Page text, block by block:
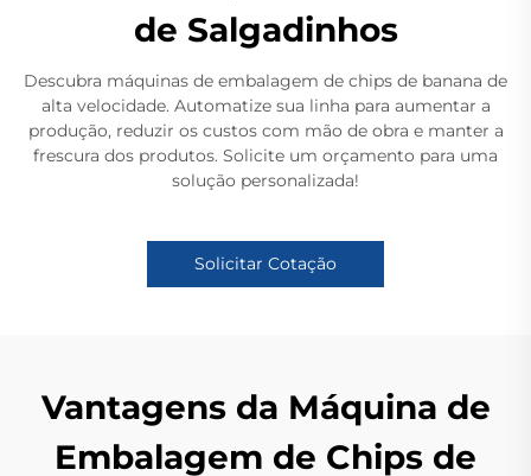
de Salgadinhos
Descubra máquinas de embalagem de chips de banana de
alta velocidade. Automatize sua linha para aumentar a
produção, reduzir os custos com mão de obra e manter a
frescura dos produtos. Solicite um orçamento para uma
solução personalizada!
Solicitar Cotação
Vantagens da Máquina de
Embalagem de Chips de